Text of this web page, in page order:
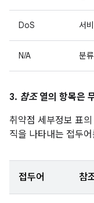
DoS 서
N/A 분
3. 참조열의 항목은
취약점 세부정보 표의
직을 나타내는 접두
접두어 참